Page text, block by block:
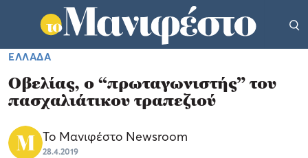
ΕΛΛΑΔΑ
Οβελίας, ο “πρωταγωνιστής” του
πασχαλιάτικου τραπεζιού
Το Μανιφέστο Newsroom
28.4.2019